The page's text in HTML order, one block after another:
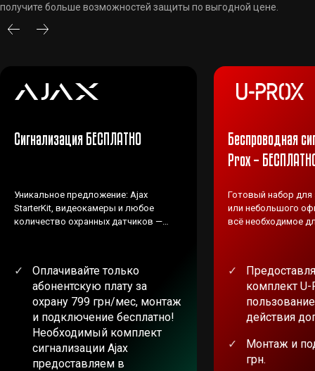
получите больше возможностей защиты по выгодной цене.
Сигнализация БЕСПЛАТНО
Уникальное предложение: Ajax
StarterKit, видеокамеры и любое
количество охранных датчиков —
Оплачивайте только
абонентскую плату за
охрану 799 грн/мес, монтаж
и подключение бесплатно!
Необходимый комплект
сигнализации Ajax
предоставляем в
Беспроводная
Prox –
Готовый набор
или небольшого
всё необходимое
комплект
действия
Монтаж и
грн.